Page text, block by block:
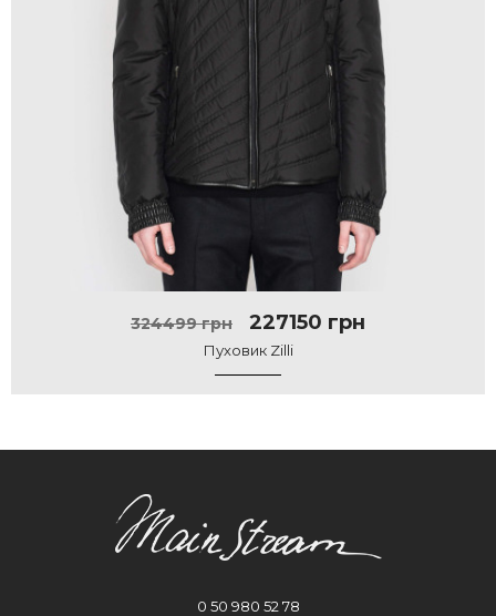
324499 грн 227150 грн
Пуховик Zilli
0 50 980 52 78